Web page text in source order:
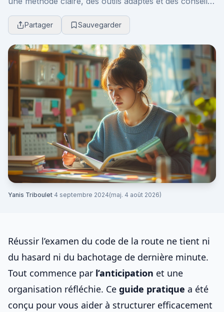
concrets pour mémoriser, rester motivé et réus...
Partager Sauvegarder
Yanis Triboulet·4 septembre 2024(maj. 4 août 2026)
Réussir l’examen du code de la route ne tient ni
du hasard ni du bachotage de dernière minute.
Tout commence par l’anticipation et une
organisation réfléchie. Ce guide pratique a été
conçu pour vous aider à structurer efficacement